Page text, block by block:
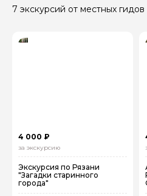
Санкт-Петербург
Россия
7 экскурсий от местных
4 000 ₽
за экскурсию
Экскурсия по Рязани
"Загадки старинного
города"